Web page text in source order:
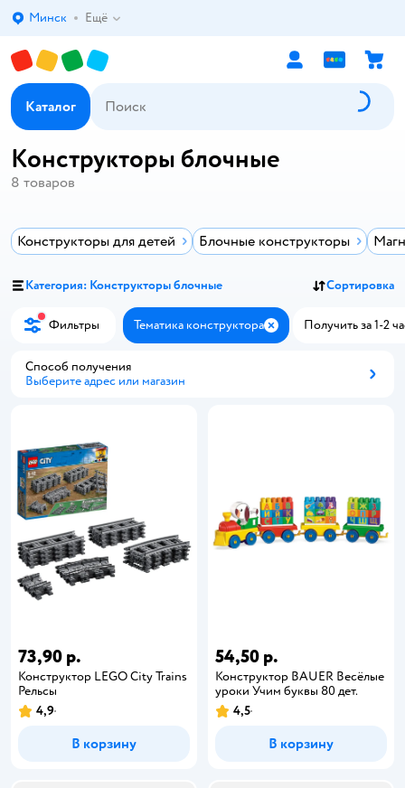
Выбор адреса доставки.
Минск Ещё
Каталог
Конструкторы блочные
8 товаров
Конструкторы для детей Блочные конструкторы
Категория: Конструкторы блочные Сортировка
Фильтры Тематика конструктора ЗакрытьПолучить за 1-2
Способ получения
Выберите адрес или магазин
73,90 р.
Конструктор LEGO City Trains
Рельсы
4,9
В корзину
54,50 р.
Конструктор BAUER Весёлые
уроки Учим буквы 80 дет.
4,5
В корзину